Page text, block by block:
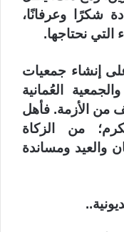
شكرًا وعرفانًا،
التي نحتاجها.
إنشاء جمعيات
العُمانية
من الأزمة. فأهل
من الزكاة
والعيد ومساندة